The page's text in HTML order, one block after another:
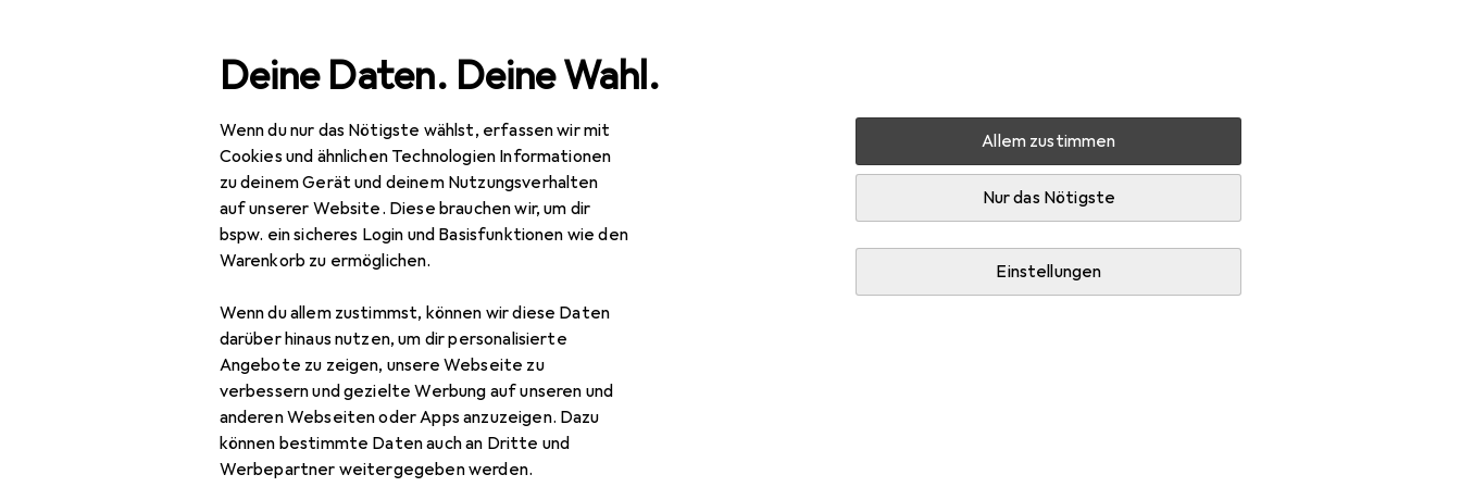
Deine Daten. Deine Wahl.
Wenn du nur das Nötigste wählst, erfassen wir mit
Cookies und ähnlichen Technologien Informationen
zu deinem Gerät und deinem Nutzungsverhalten
auf unserer Website. Diese brauchen wir, um dir
bspw. ein sicheres Login und Basisfunktionen wie den
Warenkorb zu ermöglichen.
Wenn du allem zustimmst, können wir diese Daten
darüber hinaus nutzen, um dir personalisierte
Angebote zu zeigen, unsere Webseite zu
verbessern und gezielte Werbung auf unseren und
anderen Webseiten oder Apps anzuzeigen. Dazu
können bestimmte Daten auch an Dritte und
Werbepartner weitergegeben werden.
Allem zustimmen
Nur das Nötigste
Einstellungen
Navigation nach Kategorien